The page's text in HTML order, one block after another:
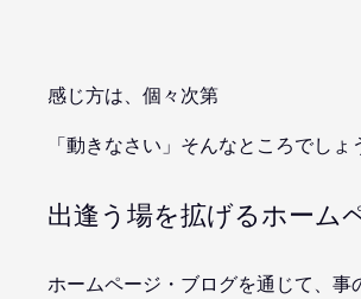
感じ方は、個々次第
「動きなさい」そんなところでしょ
出逢う場を拡げるホーム
ホームページ・ブログを通じて、事